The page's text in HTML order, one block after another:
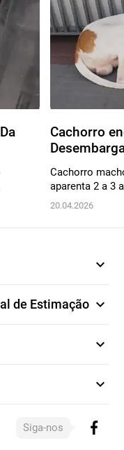
Cachorro
Cachorro
aparenta 2 a 3
20.04.2026
expand_more
de Estimação expand_more
expand_more
expand_more
Siga-nos